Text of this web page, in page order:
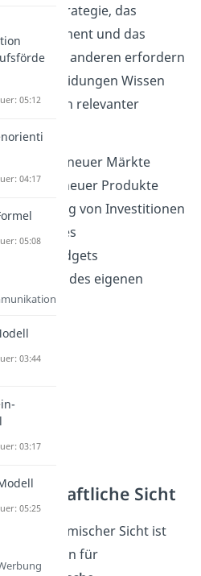
das
und das
Unter anderen erfordern
Entscheidungen Wissen
Volumen relevanter
neuer Märkte
neuer Produkte
von Investitionen
des
des eigenen
Sicht
Sicht ist
für
05:12
04:17
05:08
03:44
03:17
05:25